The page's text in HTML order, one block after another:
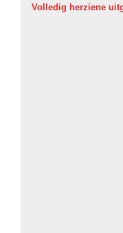
Volledig herziene